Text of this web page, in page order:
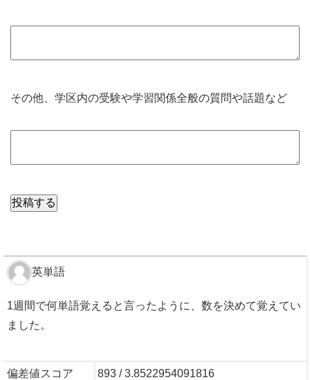
その他、学区内の受験や学習関係全般の質問や話題など
英単語
1週間で何単語覚えると言ったように、数を決めて覚えてい
ました。
偏差値スコア 893 / 3.8522954091816